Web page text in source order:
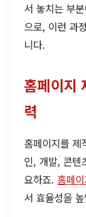
서 놓치는 부
으로, 이런 과
니다.
홈페이지
력
홈페이지를 제
인, 개발, 콘텐
요하죠. 홈페
서 효율성을